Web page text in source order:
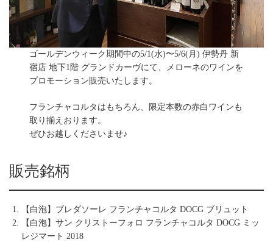
ゴールデンウィーク期間中の5/1(水)〜5/6(月) 伊勢丹 新
宿店 地下1階 グランドカーヴにて、メローネのワインを
プロモーション販売いたします。
フランチャコルタはもちろん、限定本数の赤白ワインも
取り揃えおります。
ぜひお越しくださいませ♪
販売銘柄
【白泡】ブレダソーレ フランチャコルタ DOCG ブリュット
【白泡】サン クリストーフォロ フランチャコルタ DOCG ミッ
レジマート 2018